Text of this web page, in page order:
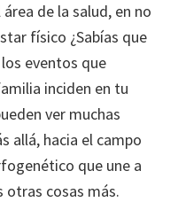
de la salud, en no
físico ¿Sabías que
eventos que
inciden en tu
ver muchas
allá, hacia el campo
que une a
cosas más.